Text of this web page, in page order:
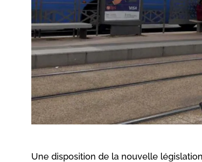
Une disposition de la nouvelle